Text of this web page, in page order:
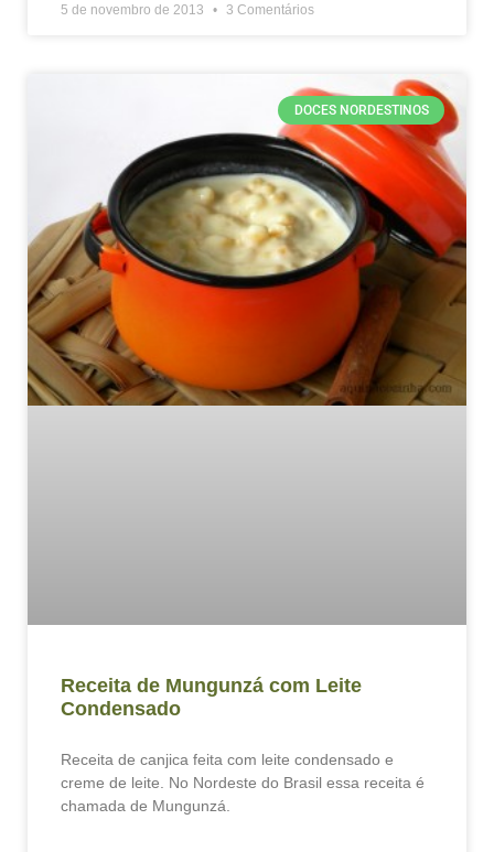
5 de novembro de 2013 3 Comentários
DOCES NORDESTINOS
Receita de Mungunzá com Leite
Condensado
Receita de canjica feita com leite condensado e
creme de leite. No Nordeste do Brasil essa receita é
chamada de Mungunzá.